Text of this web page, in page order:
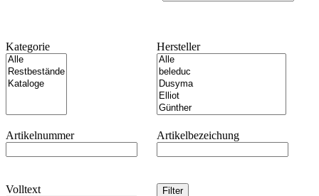
Kategorie Hersteller
Artikelnummer Artikelbezeichung
Volltext